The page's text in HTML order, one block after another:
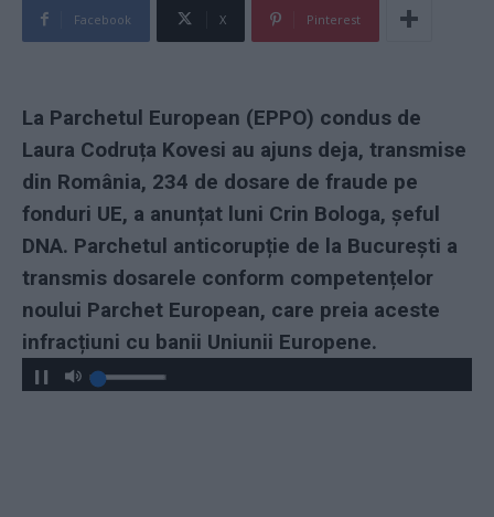
Facebook X Pinterest
La Parchetul European (EPPO) condus de
Laura Codruța Kovesi au ajuns deja, transmise
din România, 234 de dosare de fraude pe
fonduri UE, a anunțat luni Crin Bologa, șeful
DNA. Parchetul anticorupție de la București a
transmis dosarele conform competențelor
noului Parchet European, care preia aceste
infracțiuni cu banii Uniunii Europene.